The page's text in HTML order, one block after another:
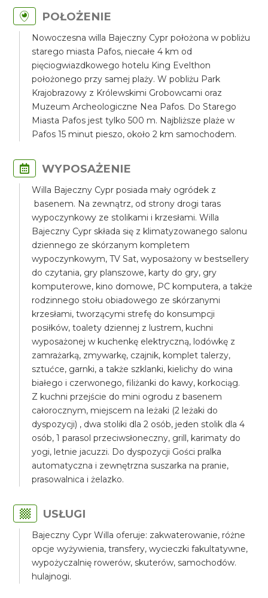
POŁOŻENIE
Nowoczesna willa Bajeczny Cypr położona w pobliżu
starego miasta Pafos, niecałe 4 km od
pięciogwiazdkowego hotelu King Evelthon
położonego przy samej plaży. W pobliżu Park
Krajobrazowy z Królewskimi Grobowcami oraz
Muzeum Archeologiczne Nea Pafos. Do Starego
Miasta Pafos jest tylko 500 m. Najbliższe plaże w
Pafos 15 minut pieszo, około 2 km samochodem.
WYPOSAŻENIE
Willa Bajeczny Cypr posiada mały ogródek z
basenem. Na zewnątrz, od strony drogi taras
wypoczynkowy ze stolikami i krzesłami. Willa
Bajeczny Cypr składa się z klimatyzowanego salonu
dziennego ze skórzanym kompletem
wypoczynkowym, TV Sat, wyposażony w bestsellery
do czytania, gry planszowe, karty do gry, gry
komputerowe, kino domowe, PC komputera, a także
rodzinnego stołu obiadowego ze skórzanymi
krzesłami, tworzącymi strefę do konsumpcji
posiłków, toalety dziennej z lustrem, kuchni
wyposażonej w kuchenkę elektryczną, lodówkę z
zamrażarką, zmywarkę, czajnik, komplet talerzy,
sztućce, garnki, a także szklanki, kielichy do wina
białego i czerwonego, filiżanki do kawy, korkociąg.
Z kuchni przejście do mini ogrodu z basenem
całorocznym, miejscem na leżaki (2 leżaki do
dyspozycji) , dwa stoliki dla 2 osób, jeden stolik dla 4
osób, 1 parasol przeciwsłoneczny, grill, karimaty do
yogi, letnie jacuzzi. Do dyspozycji Gości pralka
automatyczna i zewnętrzna suszarka na pranie,
prasowalnica i żelazko.
USŁUGI
Bajeczny Cypr Willa oferuje: zakwaterowanie, różne
opcje wyżywienia, transfery, wycieczki fakultatywne,
wypożyczalnię rowerów, skuterów, samochodów.
hulajnogi.